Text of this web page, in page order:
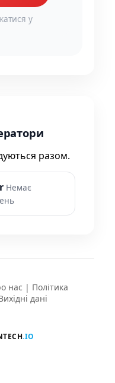
у
разом.
Немає
нас | Політика
дані
.IO